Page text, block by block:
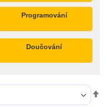
Programování
Doučování